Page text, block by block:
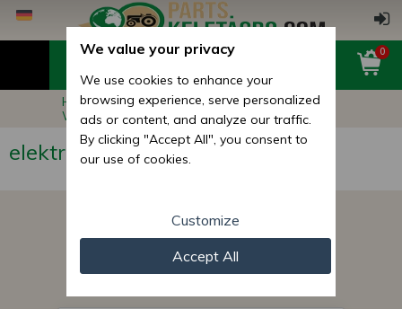
0
Hauptseite
Andere Produkte
Werkzeuge
elektrische Maschinen
elektrische Maschinen
0 Produkt
We value your privacy
We use cookies to enhance your
browsing experience, serve personalized
ads or content, and analyze our traffic.
By clicking "Accept All", you consent to
our use of cookies.
Customize
Accept All